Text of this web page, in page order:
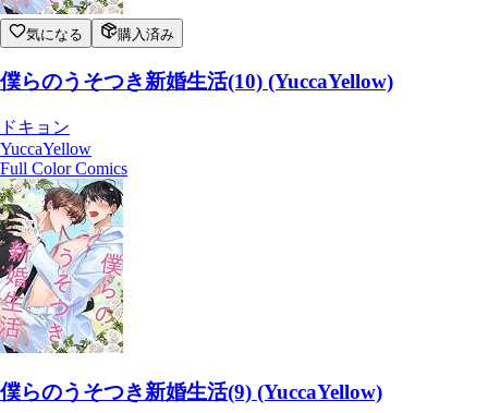
気になる 購入済み
僕らのうそつき新婚生活(10) (YuccaYellow)
ドキョン
YuccaYellow
Full Color Comics
僕らのうそつき新婚生活(9) (YuccaYellow)